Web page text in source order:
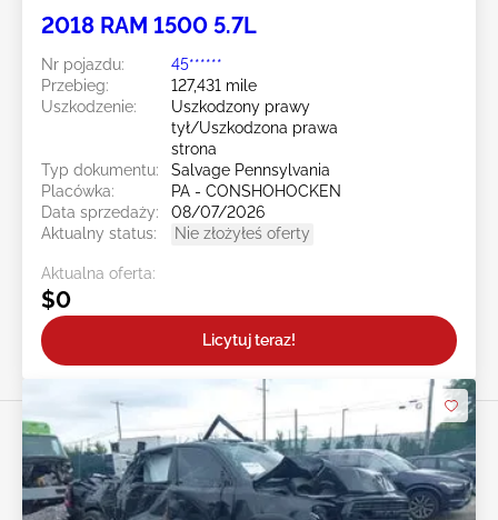
2018 RAM 1500 5.7L
Nr pojazdu:
45******
Przebieg:
127,431 mile
Uszkodzenie:
Uszkodzony prawy
tył/Uszkodzona prawa
strona
Typ dokumentu:
Salvage Pennsylvania
Placówka:
PA - CONSHOHOCKEN
Data sprzedaży:
08/07/2026
Aktualny status:
Nie złożyłeś oferty
Aktualna oferta:
$0
Licytuj teraz!